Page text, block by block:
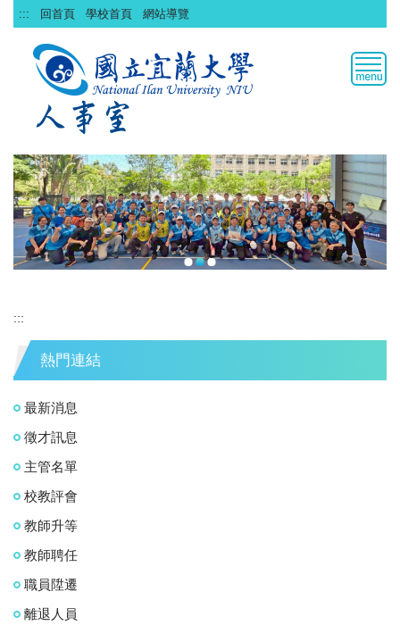
跳
到
::: 回首頁 學校首頁 網站導覽
:::
熱門連結
最新消息
徵才訊息
主管名單
校教評會
教師升等
教師聘任
職員陞遷
離退人員